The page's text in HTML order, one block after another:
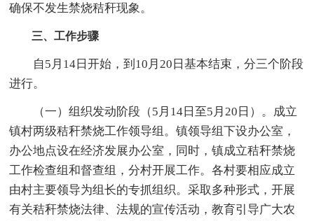
确保不发生禁烧秸秆现象。
三、工作步骤
自5月14日开始，到10月20日基本结束，分三个阶段
进行。
（一）组织发动阶段（5月14日至5月20日）。成立
镇村两级秸秆禁烧工作领导组。镇领导组下设办公室，
办公地点设在经济发展办公室，同时，镇成立秸秆禁烧
工作检查组和督查组，分村开展工作。各村要相应成立
由村主要领导为组长的专抓组织。采取多种形式，开展
有关秸秆禁烧法律、法规的宣传活动，教育引导广大农